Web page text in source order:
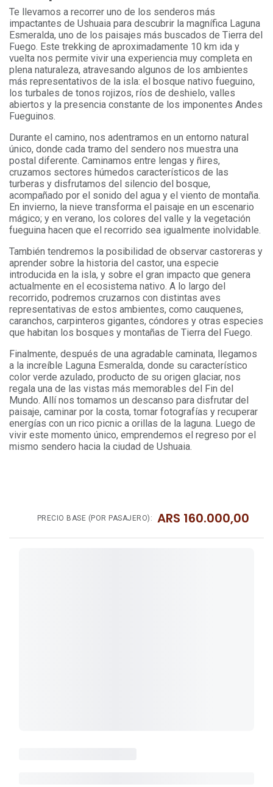
Te llevamos a recorrer uno de los senderos más
impactantes de Ushuaia para descubrir la magnífica Laguna
Esmeralda, uno de los paisajes más buscados de Tierra del
Fuego. Este trekking de aproximadamente 10 km ida y
vuelta nos permite vivir una experiencia muy completa en
plena naturaleza, atravesando algunos de los ambientes
más representativos de la isla: el bosque nativo fueguino,
los turbales de tonos rojizos, ríos de deshielo, valles
abiertos y la presencia constante de los imponentes Andes
Fueguinos.
Durante el camino, nos adentramos en un entorno natural
único, donde cada tramo del sendero nos muestra una
postal diferente. Caminamos entre lengas y ñires,
cruzamos sectores húmedos característicos de las
turberas y disfrutamos del silencio del bosque,
acompañado por el sonido del agua y el viento de montaña.
En invierno, la nieve transforma el paisaje en un escenario
mágico; y en verano, los colores del valle y la vegetación
fueguina hacen que el recorrido sea igualmente inolvidable.
También tendremos la posibilidad de observar castoreras y
aprender sobre la historia del castor, una especie
introducida en la isla, y sobre el gran impacto que genera
actualmente en el ecosistema nativo. A lo largo del
recorrido, podremos cruzarnos con distintas aves
representativas de estos ambientes, como cauquenes,
caranchos, carpinteros gigantes, cóndores y otras especies
que habitan los bosques y montañas de Tierra del Fuego.
Finalmente, después de una agradable caminata, llegamos
a la increíble Laguna Esmeralda, donde su característico
color verde azulado, producto de su origen glaciar, nos
regala una de las vistas más memorables del Fin del
Mundo. Allí nos tomamos un descanso para disfrutar del
paisaje, caminar por la costa, tomar fotografías y recuperar
energías con un rico picnic a orillas de la laguna. Luego de
vivir este momento único, emprendemos el regreso por el
mismo sendero hacia la ciudad de Ushuaia.
PRECIO BASE (POR PASAJERO): ARS 160.000,00